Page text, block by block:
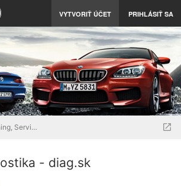
VYTVORIŤ ÚČET PRIHLÁSIŤ SA
Diagnostika, Chiptuning, Servis, Detailing
- diag.sk